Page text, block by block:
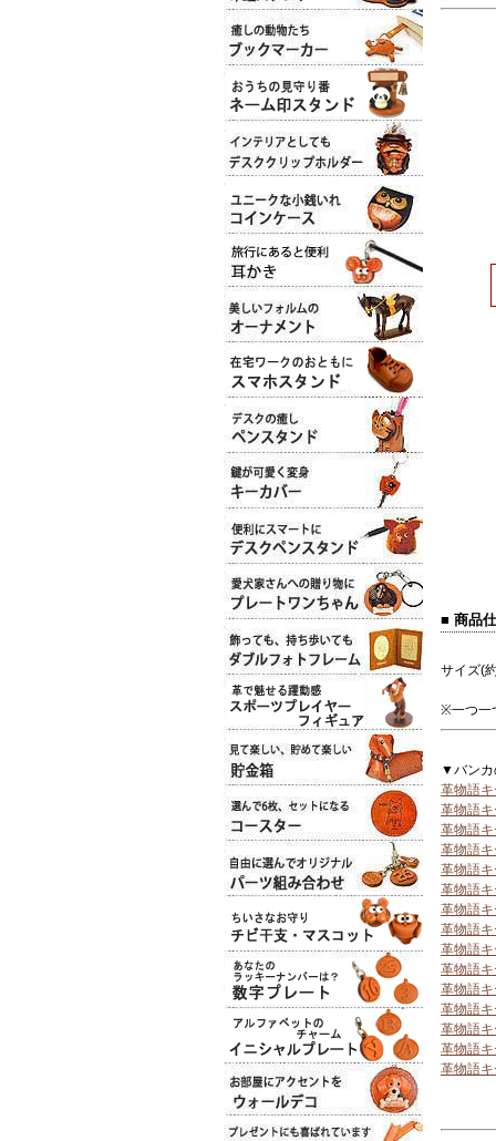
■ 商品
サイズ(
※一つ一
▼バンカ
革物語
革物語
革物語
革物語
革物語
革物語
革物語
革物語
革物語
革物語
革物語
革物語
革物語
革物語
革物語